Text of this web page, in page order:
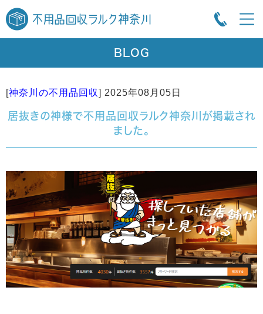
BLOG
[神奈川の不用品回収] 2025年08月05日
居抜きの神様で不用品回収ラルク神奈川が掲載され
ました。